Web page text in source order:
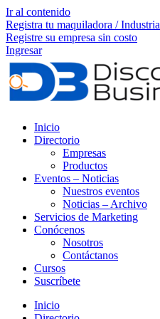
Ir al contenido
Registra tu maquiladora / Industria
Registre su empresa sin costo
Ingresar
Inicio
Directorio
Empresas
Productos
Eventos – Noticias
Nuestros eventos
Noticias – Archivo
Servicios de Marketing
Conócenos
Nosotros
Contáctanos
Cursos
Suscríbete
Inicio